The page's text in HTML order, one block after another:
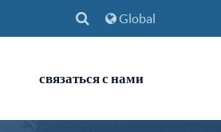
Global
связаться с нами